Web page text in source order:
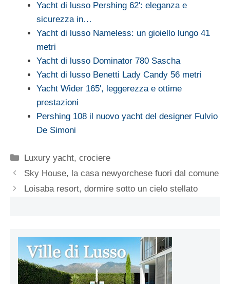
Yacht di lusso Pershing 62': eleganza e
sicurezza in…
Yacht di lusso Nameless: un gioiello lungo 41
metri
Yacht di lusso Dominator 780 Sascha
Yacht di lusso Benetti Lady Candy 56 metri
Yacht Wider 165', leggerezza e ottime
prestazioni
Pershing 108 il nuovo yacht del designer Fulvio
De Simoni
Categorie
Luxury yacht, crociere
Sky House, la casa newyorchese fuori dal comune
Loisaba resort, dormire sotto un cielo stellato